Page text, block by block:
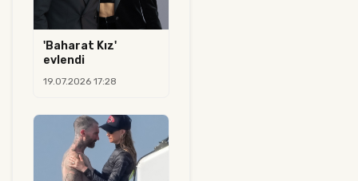
'Baharat Kız'
evlendi
19.07.2026 17:28